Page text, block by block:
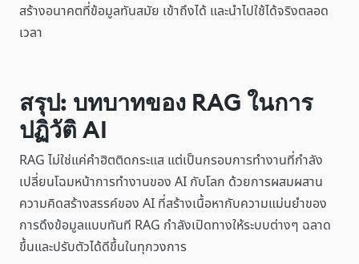
สร้างอนาคตที่ข้อมูลทันสมัย เข้าถึงได้ และนำไปใช้ได้จริงตลอด
เวลา
สรุป: บทบาทของ RAG ในการ
ปฏิวัติ AI
RAG ไม่ใช่แค่คำฮิตติดกระแส แต่เป็นกรอบการทำงานที่กำลัง
เปลี่ยนโฉมหน้าการทำงานของ AI กับโลก ด้วยการผสมผสาน
ความคิดสร้างสรรค์ของ AI ที่สร้างเนื้อหากับความแม่นยำของ
การดึงข้อมูลแบบทันที RAG กำลังเปิดทางให้ระบบต่างๆ ฉลาด
ขึ้นและปรับตัวได้ดีขึ้นในทุกวงการ